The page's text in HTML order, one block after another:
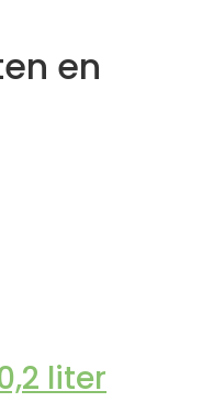
en
liter